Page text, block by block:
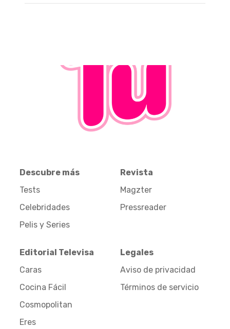
Descubre más
Tests
Celebridades
Pelis y Series
Revista
Magzter
Pressreader
Editorial Televisa
Caras
Cocina Fácil
Cosmopolitan
Eres
Legales
Aviso de privacidad
Términos de servicio